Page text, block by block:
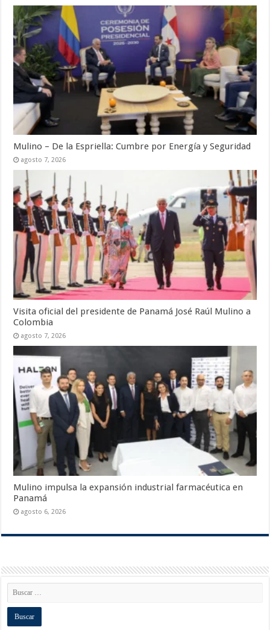
Mulino – De la Espriella: Cumbre por Energía y Seguridad
agosto 7, 2026
Visita oficial del presidente de Panamá José Raúl Mulino a
Colombia
agosto 7, 2026
Mulino impulsa la expansión industrial farmacéutica en
Panamá
agosto 6, 2026